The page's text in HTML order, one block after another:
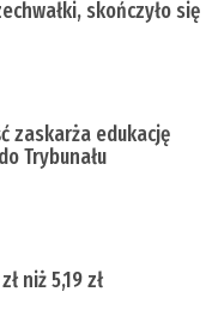
skończyło się
zaskarża edukację
Trybunału
niż 5,19 zł